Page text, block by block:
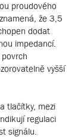
proudového
že 3,5
dodat
impedancí.
vyšší
tlačítky, mezi
regulaci
signálu.